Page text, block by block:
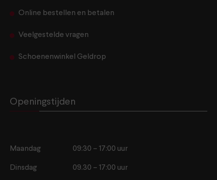
Online bestellen en betalen
Veelgestelde vragen
Schoenenwinkel Geldrop
Openingstijden
Maandag 09:30 – 17:00 uur
Dinsdag 09.30 – 17:00 uur